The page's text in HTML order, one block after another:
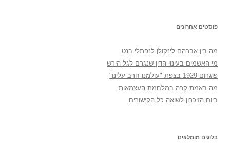
פוסטים אחרונים
מה בין אברהם לינקולן לנפתלי בנט
מי האשמים בעינוי הדין שנגרם לגל הירש
פוגרום 1929 בצפת "עולמנו חרב עלינו"
מה באמת קרה במלחמת העצמאות
ביום הזיכרון לשואה כל הקישורים
בלוגים מומלצים